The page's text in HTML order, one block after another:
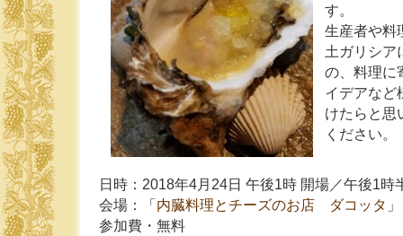
す。
生産者や料
土ガリシア
の、料理に
イデアなど
けたらと思
ください。
日時：2018年4月24日 午後1時 開場／午後1時
会場：「内臓料理とチーズのお店 ダコッタ
参加費・無料